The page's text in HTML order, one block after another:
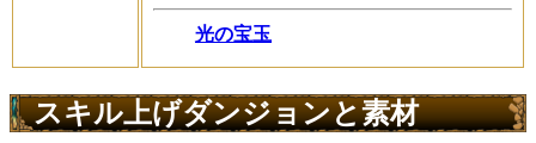
光の宝玉
スキル上げダンジョンと素材